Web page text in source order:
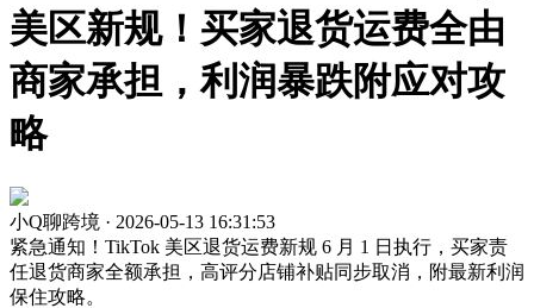
美区新规！买家退货运费全由
商家承担，利润暴跌附应对攻
略
小Q聊跨境 · 2026-05-13 16:31:53
紧急通知！TikTok 美区退货运费新规 6 月 1 日执行，买家责
任退货商家全额承担，高评分店铺补贴同步取消，附最新利润
保住攻略。